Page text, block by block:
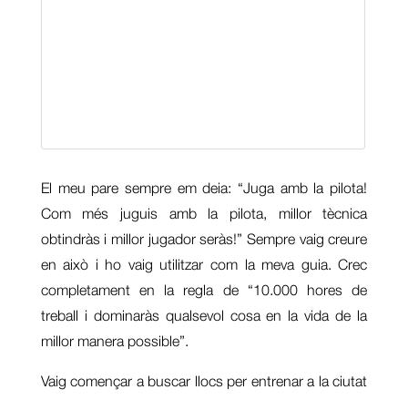
El meu pare sempre em deia: “Juga amb la pilota!
Com més juguis amb la pilota, millor tècnica
obtindràs i millor jugador seràs!” Sempre vaig creure
en això i ho vaig utilitzar com la meva guia. Crec
completament en la regla de “10.000 hores de
treball i dominaràs qualsevol cosa en la vida de la
millor manera possible”.
Vaig començar a buscar llocs per entrenar a la ciutat